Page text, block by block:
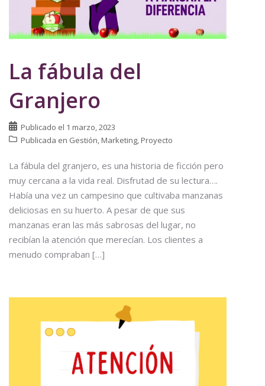
La fábula del
Granjero
Publicado el 1 marzo, 2023
Publicada en Gestión, Marketing, Proyecto
La fábula del granjero, es una historia de ficción pero
muy cercana a la vida real. Disfrutad de su lectura….
Había una vez un campesino que cultivaba manzanas
deliciosas en su huerto. A pesar de que sus
manzanas eran las más sabrosas del lugar, no
recibían la atención que merecían. Los clientes a
menudo compraban […]